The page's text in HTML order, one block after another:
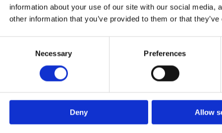
information about your use of our site with our social
other information that you’ve provided to them or that
Necessary Preferences
Deny Allow
Att